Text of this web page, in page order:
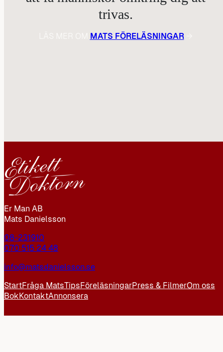
trivas.
MATS FÖRELÄSNINGAR→
Er Man AB
Mats Danielsson
08-231910
070 515 24 48
info@matsdanielsson.se
StartFråga MatsTipsFöreläsningarPress & FilmerOm oss
BokKontaktAnnonsera